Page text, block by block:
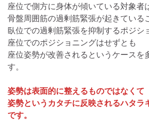
座位で側方に身体が傾いている対象者
骨盤周囲筋の過剰筋緊張が起きている
臥位での過剰筋緊張を抑制するポジシ
座位でのポジショニングはせずとも
座位姿勢が改善されるというケースを
す。
姿勢は表面的に整えるものではなくて
姿勢というカタチに反映されるハタラ
です。